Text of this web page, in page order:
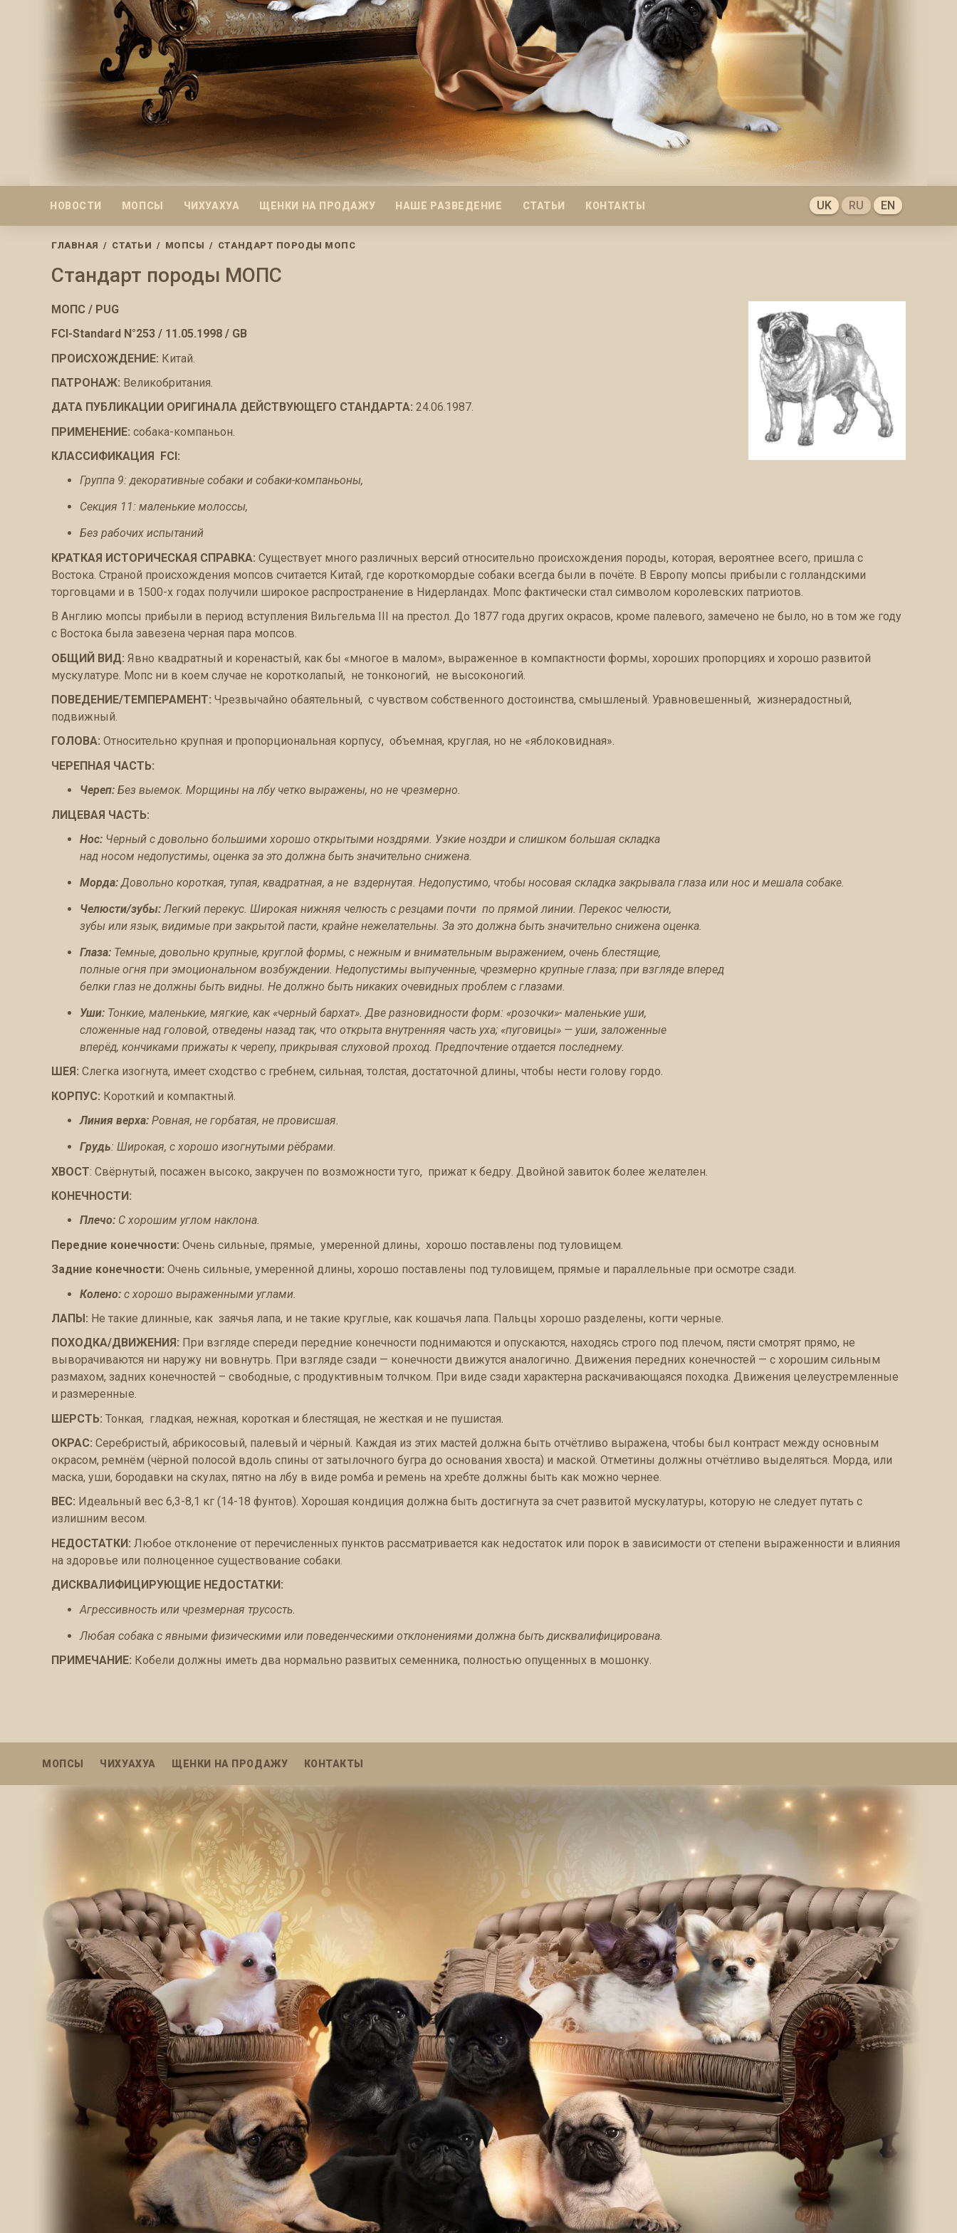
НОВОСТИ МОПСЫ ЧИХУАХУА ЩЕНКИ НА ПРОДАЖУ НАШЕ РАЗВЕДЕНИЕ СТАТЬИ КОНТАКТЫ UK RU EN
ГЛАВНАЯ / СТАТЬИ / МОПСЫ / СТАНДАРТ ПОРОДЫ МОПС
Стандарт породы МОПС
МОПС / PUG
FCI-Standard N°253 / 11.05.1998 / GB
ПРОИСХОЖДЕНИЕ: Китай.
ПАТРОНАЖ: Великобритания.
ДАТА ПУБЛИКАЦИИ ОРИГИНАЛА ДЕЙСТВУЮЩЕГО СТАНДАРТА: 24.06.1987.
ПРИМЕНЕНИЕ: собака-компаньон.
КЛАССИФИКАЦИЯ FCI:
Группа 9: декоративные собаки и собаки-компаньоны,
Секция 11: маленькие молоссы,
Без рабочих испытаний
КРАТКАЯ ИСТОРИЧЕСКАЯ СПРАВКА: Существует много различных версий относительно происхождения породы, которая, вероятнее всего, пришла с
Востока. Страной происхождения мопсов считается Китай, где короткомордые собаки всегда были в почёте. В Европу мопсы прибыли с голландскими
торговцами и в 1500-х годах получили широкое распространение в Нидерландах. Мопс фактически стал символом королевских патриотов.
В Англию мопсы прибыли в период вступления Вильгельма III на престол. До 1877 года других окрасов, кроме палевого, замечено не было, но в том же году
с Востока была завезена черная пара мопсов.
ОБЩИЙ ВИД: Явно квадратный и коренастый, как бы «многое в малом», выраженное в компактности формы, хороших пропорциях и хорошо развитой
мускулатуре. Мопс ни в коем случае не коротколапый, не тонконогий, не высоконогий.
ПОВЕДЕНИЕ/ТЕМПЕРАМЕНТ: Чрезвычайно обаятельный, с чувством собственного достоинства, смышленый. Уравновешенный, жизнерадостный,
подвижный.
ГОЛОВА: Относительно крупная и пропорциональная корпусу, объемная, круглая, но не «яблоковидная».
ЧЕРЕПНАЯ ЧАСТЬ:
Череп: Без выемок. Морщины на лбу четко выражены, но не чрезмерно.
ЛИЦЕВАЯ ЧАСТЬ:
Нос: Черный с довольно большими хорошо открытыми ноздрями. Узкие ноздри и слишком большая складка
над носом недопустимы, оценка за это должна быть значительно снижена.
Морда:Довольно короткая, тупая, квадратная, а не вздернутая. Недопустимо, чтобы носовая складка закрывала глаза или нос и мешала собаке.
Челюсти/зубы:Легкий перекус. Широкая нижняя челюсть с резцами почти по прямой линии. Перекос челюсти,
зубы или язык, видимые при закрытой пасти, крайне нежелательны. За это должна быть значительно снижена оценка.
Глаза: Темные, довольно крупные, круглой формы, с нежным и внимательным выражением, очень блестящие,
полные огня при эмоциональном возбуждении. Недопустимы выпученные, чрезмерно крупные глаза; при взгляде вперед
белки глаз не должны быть видны. Не должно быть никаких очевидных проблем с глазами.
Уши: Тонкие, маленькие, мягкие, как «черный бархат». Две разновидности форм: «розочки»- маленькие уши,
сложенные над головой, отведены назад так, что открыта внутренняя часть уха; «пуговицы» — уши, заложенные
вперёд, кончиками прижаты к черепу, прикрывая слуховой проход. Предпочтение отдается последнему.
ШЕЯ: Слегка изогнута, имеет сходство с гребнем, сильная, толстая, достаточной длины, чтобы нести голову гордо.
КОРПУС: Короткий и компактный.
Линия верха: Ровная, не горбатая, не провисшая.
Грудь: Широкая, с хорошо изогнутыми рёбрами.
ХВОСТ: Свёрнутый, посажен высоко, закручен по возможности туго, прижат к бедру. Двойной завиток более желателен.
КОНЕЧНОСТИ:
Плечо: С хорошим углом наклона.
Передние конечности: Очень сильные, прямые, умеренной длины, хорошо поставлены под туловищем.
Задние конечности: Очень сильные, умеренной длины, хорошо поставлены под туловищем, прямые и параллельные при осмотре сзади.
Колено: с хорошо выраженными углами.
ЛАПЫ: Не такие длинные, как заячья лапа, и не такие круглые, как кошачья лапа. Пальцы хорошо разделены, когти черные.
ПОХОДКА/ДВИЖЕНИЯ: При взгляде спереди передние конечности поднимаются и опускаются, находясь строго под плечом, пясти смотрят прямо, не
выворачиваются ни наружу ни вовнутрь. При взгляде сзади — конечности движутся аналогично. Движения передних конечностей — с хорошим сильным
размахом, задних конечностей – свободные, с продуктивным толчком. При виде сзади характерна раскачивающаяся походка. Движения целеустремленные
и размеренные.
ШЕРСТЬ: Тонкая, гладкая, нежная, короткая и блестящая, не жесткая и не пушистая.
ОКРАС: Серебристый, абрикосовый, палевый и чёрный. Каждая из этих мастей должна быть отчётливо выражена, чтобы был контраст между основным
окрасом, ремнём (чёрной полосой вдоль спины от затылочного бугра до основания хвоста) и маской. Отметины должны отчётливо выделяться. Морда, или
маска, уши, бородавки на скулах, пятно на лбу в виде ромба и ремень на хребте должны быть как можно чернее.
ВЕС: Идеальный вес 6,3-8,1 кг (14-18 фунтов). Хорошая кондиция должна быть достигнута за счет развитой мускулатуры, которую не следует путать с
излишним весом.
НЕДОСТАТКИ: Любое отклонение от перечисленных пунктов рассматривается как недостаток или порок в зависимости от степени выраженности и влияния
на здоровье или полноценное существование собаки.
ДИСКВАЛИФИЦИРУЮЩИЕ НЕДОСТАТКИ:
Агрессивность или чрезмерная трусость.
Любая собака с явными физическими или поведенческими отклонениями должна быть дисквалифицирована.
ПРИМЕЧАНИЕ: Кобели должны иметь два нормально развитых семенника, полностью опущенных в мошонку.
МОПСЫ ЧИХУАХУА ЩЕНКИ НА ПРОДАЖУ КОНТАКТЫ